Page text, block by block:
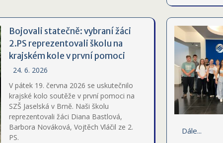
Bojovali statečně: vybraní žáci
2.PS reprezentovali školu na
krajském kole v první pomoci
24. 6. 2026
V pátek 19. června 2026 se uskutečnilo
krajské kolo soutěže v první pomoci na
SZŠ Jaselská v Brně. Naši školu
reprezentovali žáci Diana Bastlová,
Barbora Nováková, Vojtěch Vláčil ze 2.
PS.
Dále...